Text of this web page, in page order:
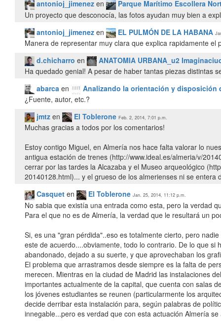
antonioj_jimenez en
Parque Marítimo Escollera
Un proyecto que desconocía, las fotos ayudan muy bien a
antonioj_jimenez en EL PULMÓN DE LA HABANA
Manera de representar muy clara que explica rapidamente el
d.chicharro en
ANATOMIA URBANA_u2
Ha quedado genial! A pesar de haber tantas piezas distintas
abarca en
Analizando la orientación y disposición
¿Fuente, autor, etc.?
jmtz en El Toblerone Feb. 2, 2014, 7:01 p.m.
Muchas gracias a todos por los comentarios!
Estoy contigo Miguel, en Almería nos hace falta valorar lo
antigua estación de trenes (http://www.ideal.es/almeria/v/
cerrar por las tardes la Alcazaba y el Museo arqueológico
20140128.html)... y el grueso de los almerienses ni se entera
Casquet en El Toblerone Jan. 25, 2014, 11:12 p.m.
No sabia que existía una entrada como esta, pero la verdad
Para el que no es de Almería, la verdad que le resultará un
Si, es una "gran pérdida"..eso es totalmente cierto, pero
este de acuerdo....obviamente, todo lo contrario. De lo que
abandonado, dejado a su suerte, y que aprovechaban los
El problema que arrastramos desde siempre es la falta de
merecen. Mientras en la ciudad de Madrid las instalaciones
importantes actualmente de la capital, que cuenta con salas
los jóvenes estudiantes se reunen (particularmente los
decide derribar esta instalación para, según palabras de
innegable...pero es verdad que con esta actuación Almería